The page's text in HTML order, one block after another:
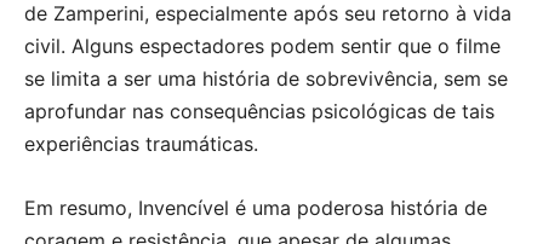
de Zamperini, especialmente após seu retorno à vida
civil. Alguns espectadores podem sentir que o filme
se limita a ser uma história de sobrevivência, sem se
aprofundar nas consequências psicológicas de tais
experiências traumáticas.
Em resumo, Invencível é uma poderosa história de